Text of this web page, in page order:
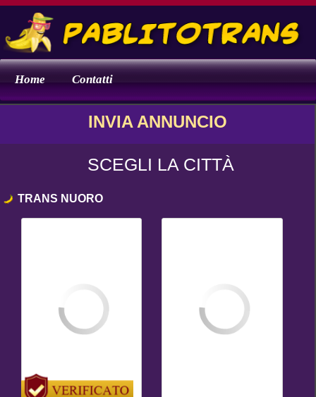
Home Contatti
INVIA ANNUNCIO
SCEGLI LA CITTÀ
TRANS NUORO